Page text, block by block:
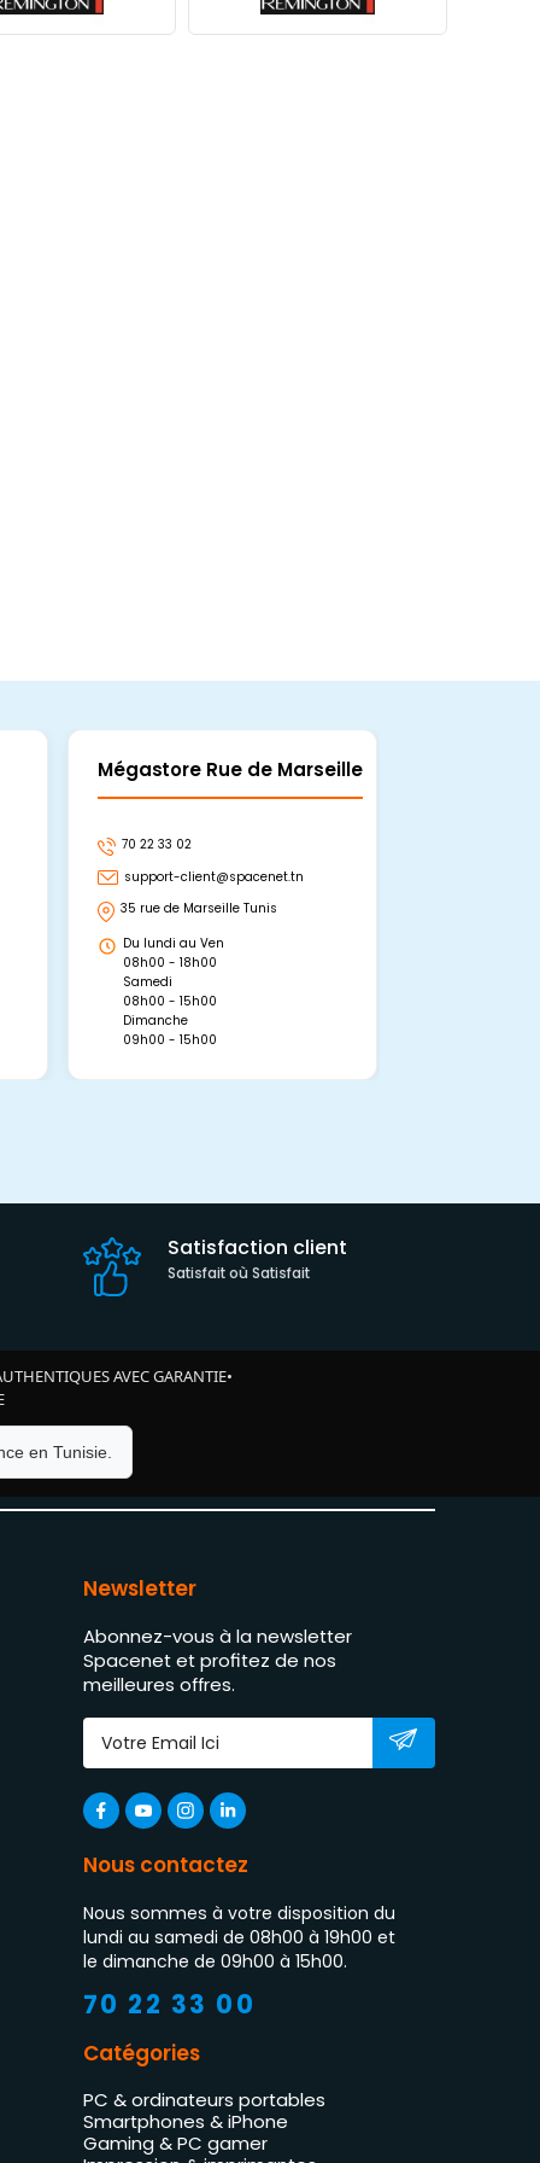
Mégastore Rue de Marseille
70 22 33 02
support-client@spacenet.tn
35 rue de Marseille Tunis
Du lundi au Ven
08h00 - 18h00
Samedi
08h00 - 15h00
Dimanche
09h00 - 15h00
Satisfaction client
Satisfait où Satisfait
AVEC GARANTIE•
en Tunisie.
Newsletter
Abonnez-vous à la newsletter
Spacenet et profitez de nos
meilleures offres.
Nous contactez
Nous sommes à votre disposition du
lundi au samedi de 08h00 à 19h00 et
le dimanche de 09h00 à 15h00.
70 22 33 00
Catégories
PC & ordinateurs portables
Smartphones & iPhone
Gaming & PC gamer